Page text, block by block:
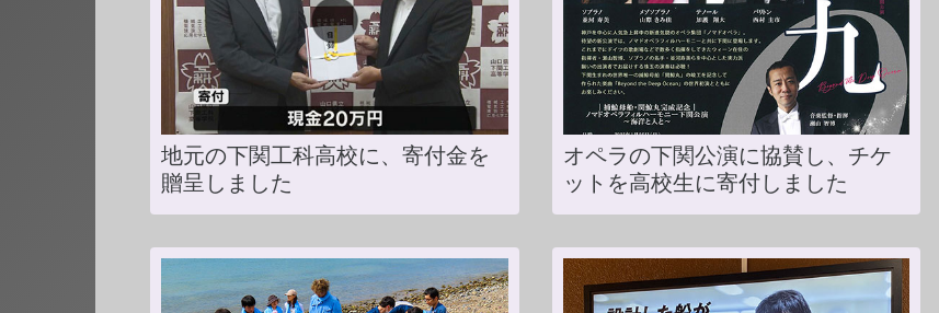
地元の下関工科高校に、寄付金を
贈呈しました
オペラの下関公演に協賛し、チケ
ットを高校生に寄付しました